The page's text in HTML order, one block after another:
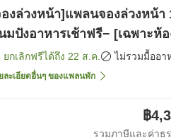
งล่วงหน้า]แพลนจองล่วงหน้
มปังอาหารเช้าฟรี− [เฉพาะห้
ยกเลิกฟรีได้ถึง 22 ส.ค. ไม่รวมมื้ออา
ละเอียดอื่นๆ ของแพลนพัก
฿
รวมภาษีและค่าธ